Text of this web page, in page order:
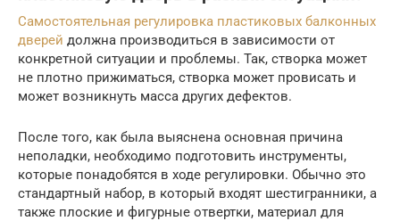
Самостоятельная регулировка пластиковых балконных
дверей должна производиться в зависимости от
конкретной ситуации и проблемы. Так, створка может
не плотно прижиматься, створка может провисать и
может возникнуть масса других дефектов.
После того, как была выяснена основная причина
неполадки, необходимо подготовить инструменты,
которые понадобятся в ходе регулировки. Обычно это
стандартный набор, в который входят шестигранники, а
также плоские и фигурные отвертки, материал для